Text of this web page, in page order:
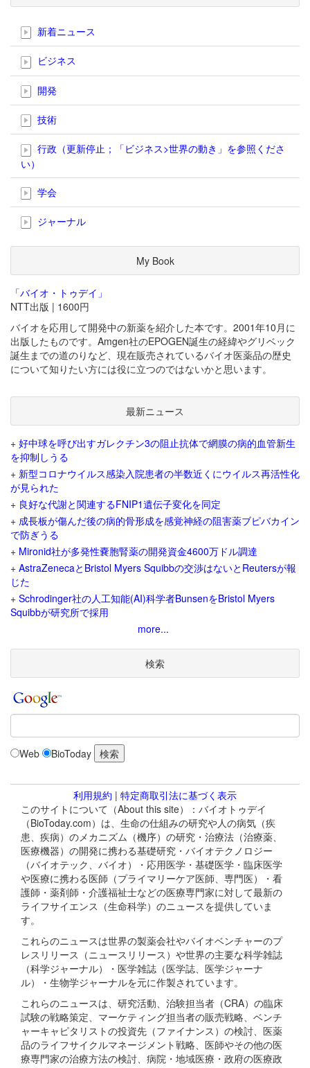
新着ニュース
ビジネス
開発
技術
行政（更新停止；「ビジネス>世界の動き」を参照くださ
い）
学会
ジャーナル
My Book
「バイオ・トゥデイ」
NTT出版 | 1600円
バイオを応用して開発中の新薬を紹介した本です。2001年10月に
出版したものです。Amgen社のEPOGEN誕生の経緯やグリベック
誕生までの道のりなど、現在販売されているバイオ医薬品の歴史
について知りたい方には役に立つのではないかと思います。
最新ニュース
+ 好中球を呼び出すガレクチン3の阻止抗体で網膜の病的血管新生
を抑制しうる
+ 新型コロナウイルス感染入院患者の半数近くにウイルス再活性化
が見られた
+ 良好な代謝と関連するFNIP1遺伝子変化を同定
+ 成長板が傷んだ後の病的骨形成を感覚神経の阻害薬ブピバカイン
で防ぎうる
+ Mironid社が多発性嚢胞腎薬の開発資金4600万ドル調達
+ AstraZenecaとBristol Myers Squibbの交渉はないとReutersが報
じた
+ Schrodinger社の人工知能(AI)科学者BunsenをBristol Myers
Squibbが研究所で採用
more...
検索
Web BioToday
利用規約 | 特定商取引法に基づく表示
このサイトについて（About this site）：バイオトゥデイ
（BioToday.com）は、生命の仕組みの研究や人の病気（疾
患、疾病）のメカニズム（機序）の研究・治療法（治療薬、
医療機器）の開発に携わる基礎研究・バイオテクノロジー
（バイオテック、バイオ）・応用医学・基礎医学・臨床医学
や医療に携わる医師（プライマリーケア医師、専門医）・看
護師・薬剤師・介護福祉士などの医療専門家に対して最新の
ライフサイエンス（生命科学）のニュースを提供していま
す。
これらのニュースは世界の製薬会社やバイオベンチャーのプ
レスリリース（ニュースリリース）や世界の主要な科学雑誌
（科学ジャーナル）・医学雑誌（医学誌、医学ジャーナ
ル）・生物学ジャーナルを元に作製されています。
これらのニュースは、研究活動、治験担当者（CRA）の臨床
試験の戦略策定、マーケティング担当者の販売戦略、ベンチ
ャーキャピタリストの投資先（ファイナンス）の検討、医薬
品のライフサイクルマネージメント戦略、医師やその他の医
療専門家の治療方法の検討、病院・地域医療・政府の医療政